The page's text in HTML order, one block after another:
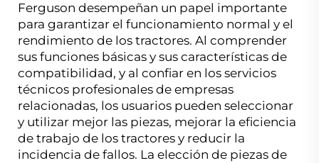
Ferguson desempeñan un papel importante
para garantizar el funcionamiento normal y el
rendimiento de los tractores. Al comprender
sus funciones básicas y sus características de
compatibilidad, y al confiar en los servicios
técnicos profesionales de empresas
relacionadas, los usuarios pueden seleccionar
y utilizar mejor las piezas, mejorar la eficiencia
de trabajo de los tractores y reducir la
incidencia de fallos. La elección de piezas de